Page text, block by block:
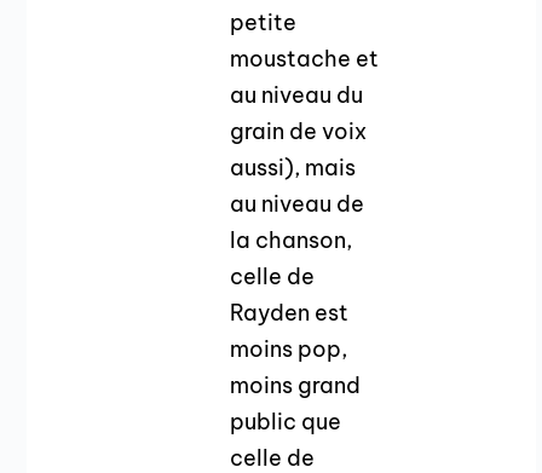
petite
moustache et
au niveau du
grain de voix
aussi), mais
au niveau de
la chanson,
celle de
Rayden est
moins pop,
moins grand
public que
celle de